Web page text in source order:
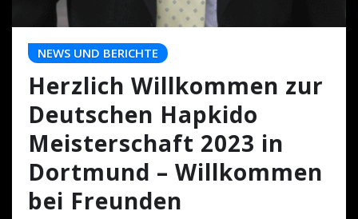
NEWS UND BERICHTE
Herzlich Willkommen zur
Deutschen Hapkido
Meisterschaft 2023 in
Dortmund – Willkommen
bei Freunden